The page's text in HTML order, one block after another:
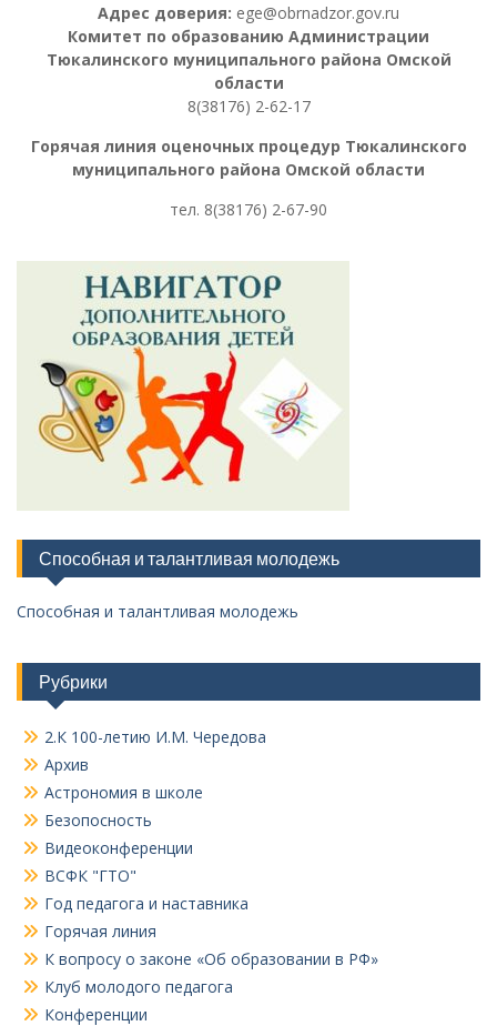
Адрес доверия: ege@obrnadzor.gov.ru
Комитет по образованию Администрации
Тюкалинского муниципального района Омской
области
8(38176) 2-62-17
Горячая линия оценочных процедур Тюкалинского
муниципального района Омской области
тел. 8(38176) 2-67-90
Способная и талантливая молодежь
Способная и талантливая молодежь
Рубрики
2.К 100-летию И.М. Чередова
Архив
Астрономия в школе
Безопосность
Видеоконференции
ВСФК "ГТО"
Год педагога и наставника
Горячая линия
К вопросу о законе «Об образовании в РФ»
Клуб молодого педагога
Конференции